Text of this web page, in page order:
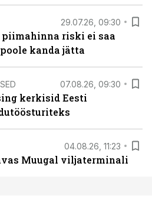
29.07.26, 09:30
piimahinna riski ei saa
kanda jätta
07.08.26, 09:30
kerkisid Eesti
04.08.26, 11:23
Muugal viljaterminali